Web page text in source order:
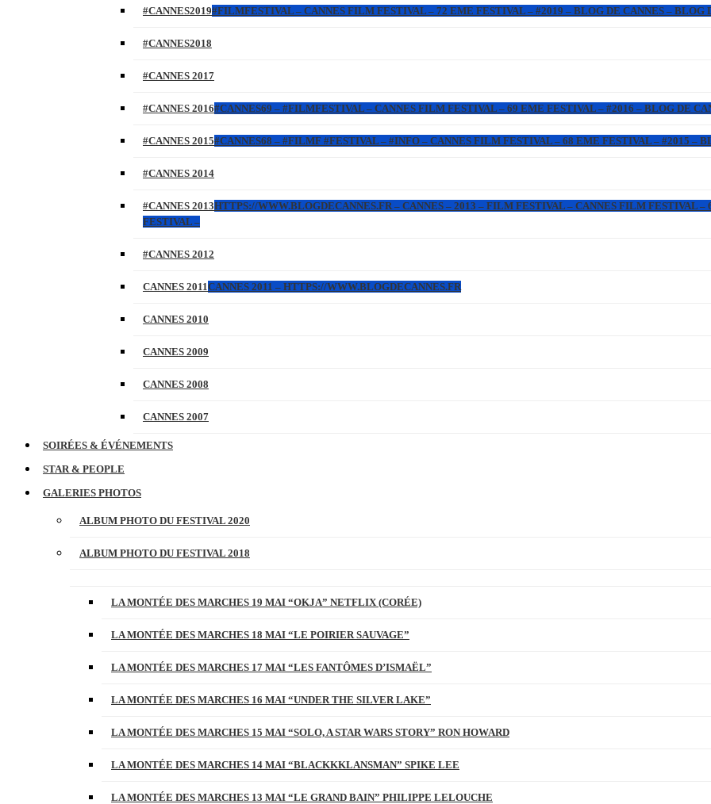
#CANNES2019#FILMFESTIVAL – CANNES FILM FESTIVAL – 72 EME FESTIVAL – #2019 – BLOG DE CANNES – BLOG
#CANNES2018
#CANNES 2017
#CANNES 2016#CANNES69 – #FILMFESTIVAL – CANNES FILM FESTIVAL – 69 EME FESTIVAL – #2016 – BLOG DE
#CANNES 2015#CANNES68 – #FILMF #FESTIVAL – #INFO – CANNES FILM FESTIVAL – 68 EME FESTIVAL – #2015 –
#CANNES 2014
#CANNES 2013HTTPS://WWW.BLOGDECANNES.FR – CANNES – 2013 – FILM FESTIVAL – CANNES FILM FESTIVAL
FESTIVAL –
#CANNES 2012
CANNES 2011CANNES 2011 – HTTPS://WWW.BLOGDECANNES.FR
CANNES 2010
CANNES 2009
CANNES 2008
CANNES 2007
SOIRÉES & ÉVÉNEMENTS
STAR & PEOPLE
GALERIES PHOTOS
ALBUM PHOTO DU FESTIVAL 2020
ALBUM PHOTO DU FESTIVAL 2018
LA MONTÉE DES MARCHES 19 MAI “OKJA” NETFLIX (CORÉE)
LA MONTÉE DES MARCHES 18 MAI “LE POIRIER SAUVAGE”
LA MONTÉE DES MARCHES 17 MAI “LES FANTÔMES D’ISMAËL”
LA MONTÉE DES MARCHES 16 MAI “UNDER THE SILVER LAKE”
LA MONTÉE DES MARCHES 15 MAI “SOLO, A STAR WARS STORY” RON HOWARD
LA MONTÉE DES MARCHES 14 MAI “BLACKKKLANSMAN” SPIKE LEE
LA MONTÉE DES MARCHES 13 MAI “LE GRAND BAIN” PHILIPPE LELOUCHE